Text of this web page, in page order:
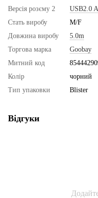
Версія розєму 2
USB2.0 A
Стать виробу
M/F
Довжина виробу
5.0m
Торгова марка
Goobay
Митний код
Колір
чорний
Тип упаковки
Blister
Відгуки